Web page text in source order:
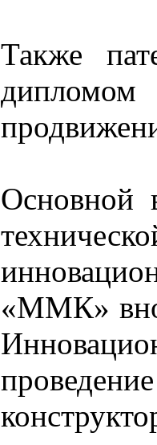
Также
дипломом
Основной
«ММК»